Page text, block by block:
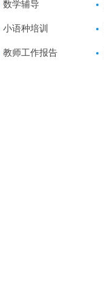
数学辅导
小语种培训
教师工作报告